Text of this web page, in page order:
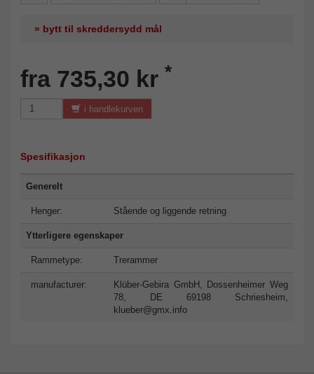
» bytt til skreddersydd mål
fra 735,30 kr *
i handlekurven
Spesifikasjon
Generelt
Henger: Stående og liggende retning
Ytterligere egenskaper
Rammetype: Trerammer
manufacturer:
Klüber-Gebira GmbH, Dossenheimer Weg
78, DE 69198 Schriesheim,
klueber@gmx.info